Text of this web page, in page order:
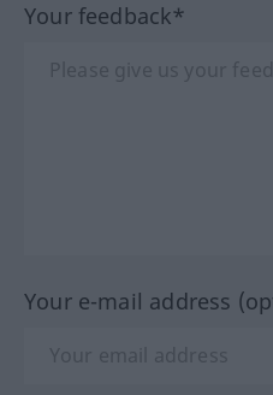
Your feedback*
Your e-mail address